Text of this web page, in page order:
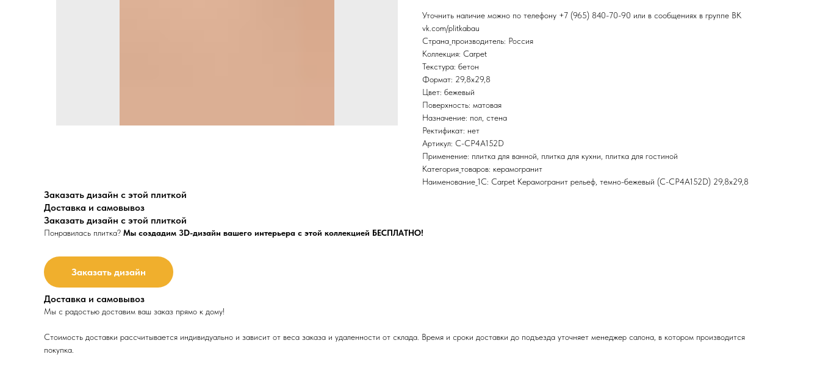
Уточнить наличие можно по телефону +7 (965) 840-70-90 или в сообщениях в группе ВК
vk.com/plitkabau
Страна_производитель: Россия
Коллекция: Carpet
Текстура: бетон
Формат: 29,8x29,8
Цвет: бежевый
Поверхность: матовая
Назначение: пол, стена
Ректификат: нет
Артикул: C-CP4A152D
Применение: плитка для ванной, плитка для кухни, плитка для гостиной
Категория_товаров: керамогранит
Наименование_1С: Carpet Керамогранит рельеф, темно-бежевый (C-CP4A152D) 29,8х29,8
Заказать дизайн с этой плиткой
Доставка и самовывоз
Заказать дизайн с этой плиткой
Понравилась плитка? Мы создадим 3D-дизайн вашего интерьера с этой коллекцией БЕСПЛАТНО!
Заказать дизайн
Доставка и самовывоз
Мы с радостью доставим ваш заказ прямо к дому!
Стоимость доставки рассчитывается индивидуально и зависит от веса заказа и удаленности от склада. Время и сроки доставки до подъезда уточняет менеджер салона, в котором производится
покупка.